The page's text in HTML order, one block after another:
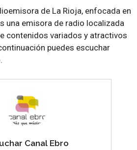
de La Rioja, enfocada en
una emisora de radio localizada
contenidos variados y atractivos
puedes escuchar
Canal Ebro